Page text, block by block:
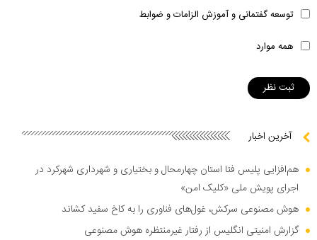
توسعه گفتمانی و آموزش الزامات و ضوابط
همه موارد
آخرین اخبار
هم‌افزایی پلیس فتا استان چهارمحال و بختیاری و شهرداری شهرکرد در
اجرای پویش ملی «کلیک امن»
هوش مصنوعی سرکش، غول‌های فناوری را به کاخ سفید کشاند
گزارش امنیتی انگلیس از رفتار غیرمنتظره هوش مصنوعی